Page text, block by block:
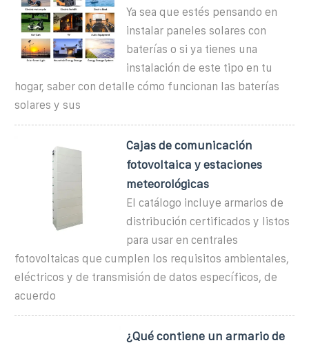
Ya sea que estés pensando en
instalar paneles solares con
baterías o si ya tienes una
instalación de este tipo en tu
hogar, saber con detalle cómo funcionan las baterías
solares y sus
Cajas de comunicación
fotovoltaica y estaciones
meteorológicas
El catálogo incluye armarios de
distribución certificados y listos
para usar en centrales
fotovoltaicas que cumplen los requisitos ambientales,
eléctricos y de transmisión de datos específicos, de
acuerdo
¿Qué contiene un armario de